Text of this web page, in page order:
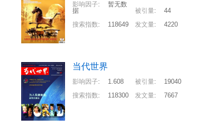
影响因子:
暂无数
据
被引量:
44
搜索指数: 118649 发文量: 4220
当代世界
影响因子: 1.608 被引量:
19040
搜索指数: 118300 发文量: 7667